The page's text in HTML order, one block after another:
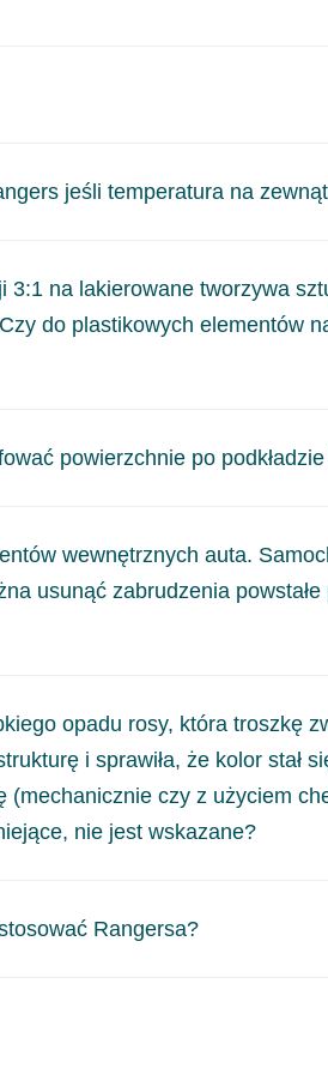
a następnie pokryć
jeśli temperatura na
tu delta wilgotności i
powinniśmy przyjąć
3:1 na lakierowane tworzywa
do plastikowych elementów
zgodnie z kartą TDS, możemy ją
powierzchnie po
wewnętrznych auta.
usunąć zabrudzenia powstałe
zacząć od zastosowania
jako środek
przez szlifowanie, lub
opadu rosy, która troszkę
i sprawiła, że kolor stał
(mechanicznie czy z użyciem
nie jest wskazane?
przygotowanie powierzchni
Rangersa?